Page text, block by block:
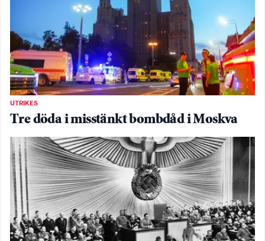
UTRIKES
Tre döda i misstänkt bombdåd i Moskva